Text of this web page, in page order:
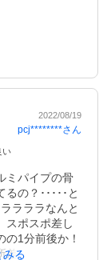
も困らなか
入しようと
2022/08/19
pcj********さん
い
ミパイプの骨
の？･････と
ラララなんと
スポスポ差し
1分前後か！
し込んで完
みる